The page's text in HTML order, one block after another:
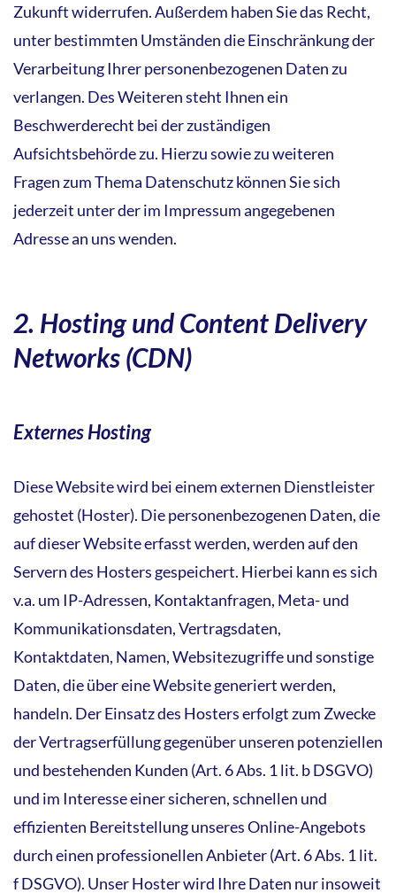
Zukunft widerrufen. Außerdem haben Sie das Recht,
unter bestimmten Umständen die Einschränkung der
Verarbeitung Ihrer personenbezogenen Daten zu
verlangen. Des Weiteren steht Ihnen ein
Beschwerderecht bei der zuständigen
Aufsichtsbehörde zu. Hierzu sowie zu weiteren
Fragen zum Thema Datenschutz können Sie sich
jederzeit unter der im Impressum angegebenen
Adresse an uns wenden.
2. Hosting und Content Delivery
Networks (CDN)
Externes Hosting
Diese Website wird bei einem externen Dienstleister
gehostet (Hoster). Die personenbezogenen Daten, die
auf dieser Website erfasst werden, werden auf den
Servern des Hosters gespeichert. Hierbei kann es sich
v.a. um IP-Adressen, Kontaktanfragen, Meta- und
Kommunikationsdaten, Vertragsdaten,
Kontaktdaten, Namen, Websitezugriffe und sonstige
Daten, die über eine Website generiert werden,
handeln. Der Einsatz des Hosters erfolgt zum Zwecke
der Vertragserfüllung gegenüber unseren potenziellen
und bestehenden Kunden (Art. 6 Abs. 1 lit. b DSGVO)
und im Interesse einer sicheren, schnellen und
effizienten Bereitstellung unseres Online-Angebots
durch einen professionellen Anbieter (Art. 6 Abs. 1 lit.
f DSGVO). Unser Hoster wird Ihre Daten nur insoweit